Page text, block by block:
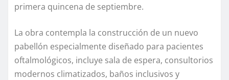
primera quincena de septiembre.
La obra contempla la construcción de un nuevo
pabellón especialmente diseñado para pacientes
oftalmológicos, incluye sala de espera, consultorios
modernos climatizados, baños inclusivos y